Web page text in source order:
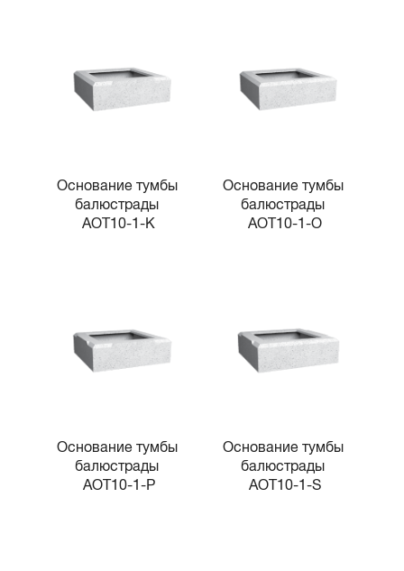
Основание тумбы
балюстрады
AOT10-1-K
Основание тумбы
балюстрады
AOT10-1-O
Основание тумбы
балюстрады
AOT10-1-P
Основание тумбы
балюстрады
AOT10-1-S